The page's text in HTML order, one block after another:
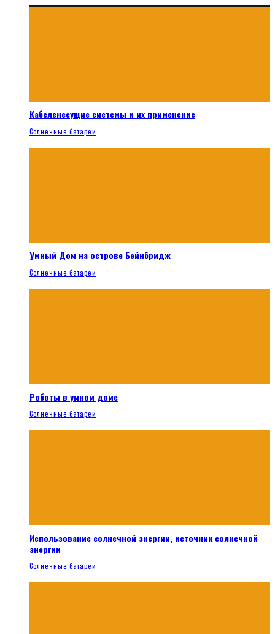
Кабеленесущие системы и их применение
Солнечные батареи
Умный Дом на острове Бейнбридж
Солнечные батареи
Роботы в умном доме
Солнечные батареи
Использование солнечной энергии, источник солнечной
энергии
Солнечные батареи